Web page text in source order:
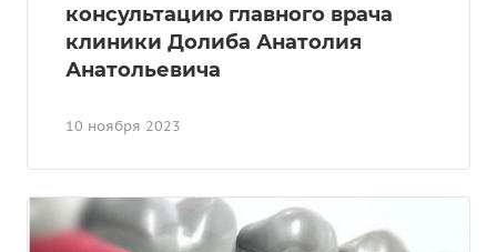
10 ноября 2023
консультацию главного врача
клиники Долиба Анатолия
Анатольевича